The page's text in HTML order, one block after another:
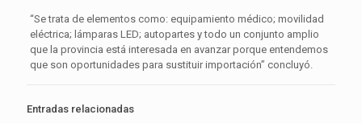
“Se trata de elementos como: equipamiento médico; movilidad
eléctrica; lámparas LED; autopartes y todo un conjunto amplio
que la provincia está interesada en avanzar porque entendemos
que son oportunidades para sustituir importación” concluyó.
Entradas relacionadas